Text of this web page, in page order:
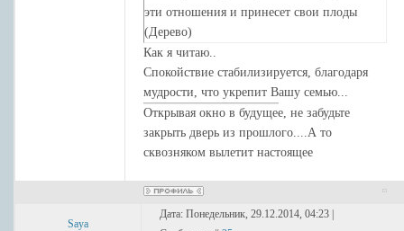
эти отношения и принесет свои плоды
(Дерево)
Как я читаю..
Спокойствие стабилизируется, благодаря
мудрости, что укрепит Вашу семью...
Открывая окно в будущее, не забудьте
закрыть дверь из прошлого....А то
сквозняком вылетит настоящее
Saya
Дата: Понедельник, 29.12.2014, 04:23 |